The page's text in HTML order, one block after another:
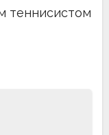
теннисистом